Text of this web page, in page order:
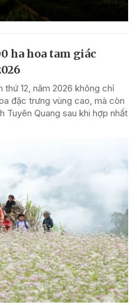
ha hoa tam giác
thứ 12, năm 2026 không chỉ
đặc trưng vùng cao, mà còn
Tuyên Quang sau khi hợp nhất